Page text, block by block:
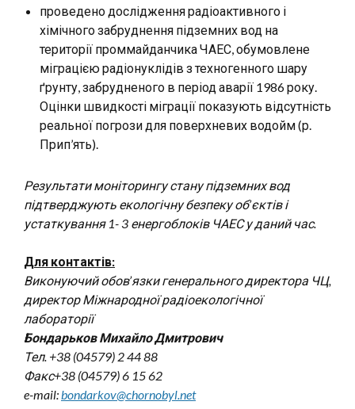
проведено дослідження радіоактивного і
хімічного забруднення підземних вод на
території проммайданчика ЧАЕС, обумовлене
міграцією радіонуклідів з техногенного шару
ґрунту, забрудненого в період аварії 1986 року.
Оцінки швидкості міграції показують відсутність
реальної погрози для поверхневих водойм (р.
Прип’ять).
Результати моніторингу стану підземних вод
підтверджують екологічну безпеку об’єктів і
устаткування 1- 3 енергоблоків ЧАЕС у даний час.
Для контактів:
Виконуючий обов’язки генерального директора ЧЦ,
директор Міжнародної радіоекологічної
лабораторії
Бондарьков Михайло Дмитрович
Тел. +38 (04579) 2 44 88
Факс+38 (04579) 6 15 62
e-mail:bondarkov@chornobyl.net